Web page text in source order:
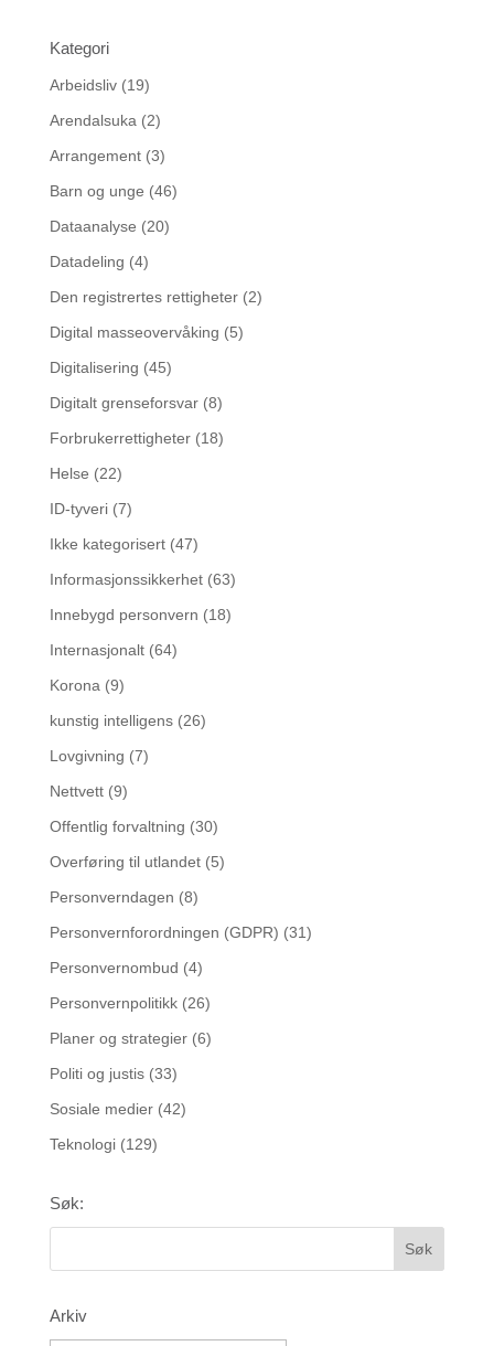
Kategori
Arbeidsliv(19)
Arendalsuka (2)
Arrangement(3)
Barn og unge (46)
Dataanalyse (20)
Datadeling (4)
Den registrertes rettigheter(2)
Digital masseovervåking (5)
Digitalisering (45)
Digitalt grenseforsvar(8)
Forbrukerrettigheter(18)
Helse (22)
ID-tyveri(7)
Ikke kategorisert(47)
Informasjonssikkerhet(63)
Innebygd personvern (18)
Internasjonalt(64)
Korona (9)
kunstig intelligens(26)
Lovgivning (7)
Nettvett(9)
Offentlig forvaltning (30)
Overføring til utlandet(5)
Personverndagen (8)
Personvernforordningen (GDPR) (31)
Personvernombud (4)
Personvernpolitikk(26)
Planer og strategier(6)
Politi og justis(33)
Sosiale medier(42)
Teknologi(129)
Søk:
Arkiv